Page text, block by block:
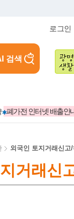
로그인
검색
폐가전 인터넷 배출안
시정자료
법무행정
설치현황
발급 받을
활성화/교육/
(재)경기
교복지원
외국인 토지거래신고
거래신